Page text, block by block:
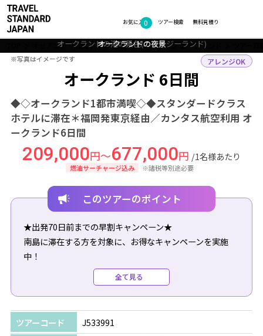
お気に入り
0 無料見積り
ツアー検索
オセアニア・南太平洋 ニュージーランド オークランド
オークランド 6日間
◆◇オークランド1都市満喫◇◆スタンダードクラス
ホテルに滞在＊福岡発東京経由／カンタス航空利用 オ
ークランド6日間
アレンジOK
209,000円～677,000円 /1名様あたり
燃油サーチャージ込み ※諸税等別途必要
オークランド（イメージ）
オークランドの景色
オークランドの港の景色(ニュージーランド)
オークランドの夜景
夕暮れ時のオークランド(ニュージーランド)
フォトギャラリー
※写真はイメージです
※写真はイメージです
このツアーのポイント
★出発70日前までの早割キャンペーン★
南島に滞在する方を対象に、お得なキャンペーンを実施
中！
せっかくなら北島だけではなく、南島との周遊はいかがで
＊選べるニュージーランドの特別体験！【A】または
【B】お好きな特典を1つプレゼント！
全て見る
ツアーコード
J533991